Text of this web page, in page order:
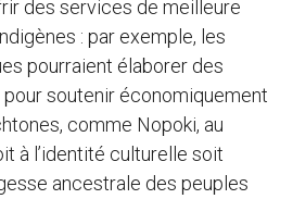
des services de meilleure
: par exemple, les
pourraient élaborer des
soutenir économiquement
comme Nopoki, au
à l’identité culturelle soit
ancestrale des peuples